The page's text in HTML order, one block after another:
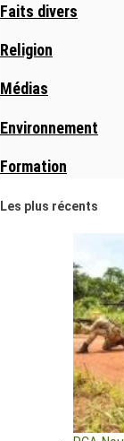
Faits divers
Religion
Médias
Environnement
Formation
Les plus récents